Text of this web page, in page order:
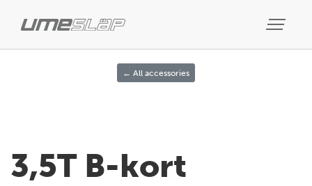
← All accessories
3,5T B-kort